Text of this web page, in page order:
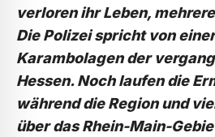
verloren ihr Leben,
Die Polizei spricht von
Karambolagen der
Hessen. Noch laufen die
während die Region und
über das Rhein-Main-